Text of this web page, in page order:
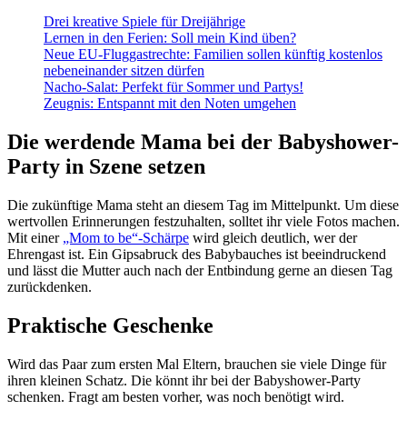
Drei kreative Spiele für Dreijährige
Lernen in den Ferien: Soll mein Kind üben?
Neue EU-Fluggastrechte: Familien sollen künftig kostenlos
nebeneinander sitzen dürfen
Nacho-Salat: Perfekt für Sommer und Partys!
Zeugnis: Entspannt mit den Noten umgehen
Die werdende Mama bei der Babyshower-
Party in Szene setzen
Die zukünftige Mama steht an diesem Tag im Mittelpunkt. Um diese
wertvollen Erinnerungen festzuhalten, solltet ihr viele Fotos machen.
Mit einer „Mom to be“-Schärpe wird gleich deutlich, wer der
Ehrengast ist. Ein Gipsabruck des Babybauches ist beeindruckend
und lässt die Mutter auch nach der Entbindung gerne an diesen Tag
zurückdenken.
Praktische Geschenke
Wird das Paar zum ersten Mal Eltern, brauchen sie viele Dinge für
ihren kleinen Schatz. Die könnt ihr bei der Babyshower-Party
schenken. Fragt am besten vorher, was noch benötigt wird.